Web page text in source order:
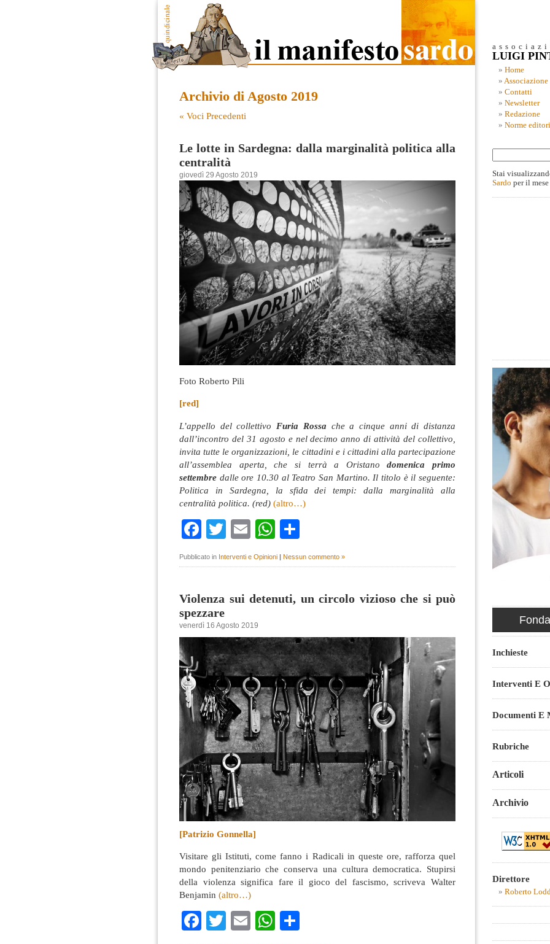
Archivio di Agosto 2019
« Voci Precedenti
Le lotte in Sardegna: dalla marginalità politica alla
centralità
giovedì 29 Agosto 2019
Foto Roberto Pili
[red]
L’appello del collettivo Furia Rossa che a cinque anni di distanza
dall’incontro del 31 agosto e nel decimo anno di attività del collettivo,
invita tutte le organizzazioni, le cittadini e i cittadini alla partecipazione
all’assemblea aperta, che si terrà a Oristanodomenica primo
settembre dalle ore 10.30 al Teatro San Martino. Il titolo è il seguente:
Politica in Sardegna, la sfida dei tempi: dalla marginalità alla
centralità politica. (red) (altro…)
Facebook
TwitterEmailWhatsApp
Pubblicato in Interventi e Opinioni | Nessun commento »
Violenza sui detenuti, un circolo vizioso che si può
spezzare
venerdì 16 Agosto 2019
[Patrizio Gonnella]
Visitare gli Istituti, come fanno i Radicali in queste ore, rafforza quel
mondo penitenziario che conserva una cultura democratica. Stupirsi
della violenza significa fare il gioco del fascismo, scriveva Walter
Benjamin (altro…)
Facebook
TwitterEmailWhatsApp
LUIGI
Home
Associazione
Contatti
Newsletter
Redazione
Norme
Stai
Sardo per il
Inchieste
Interventi E
Documenti E
Rubriche
Articoli
Archivio
Direttore
Roberto